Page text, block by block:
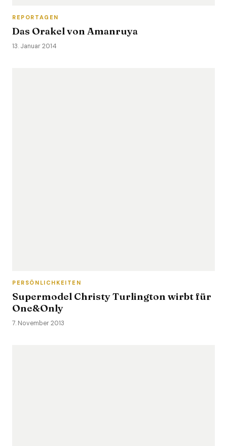
REPORTAGEN
Das Orakel von Amanruya
13. Januar 2014
PERSÖNLICHKEITEN
Supermodel Christy Turlington wirbt für
One&Only
7. November 2013